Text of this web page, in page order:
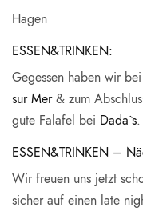
Hagen
ESSEN&TRINKEN:
Gegessen haben wir
sur Mer& zum
gute Falafel bei Dada`s.
ESSEN&TRINKEN –
Wir freuen uns jetzt
sicher auf einen late